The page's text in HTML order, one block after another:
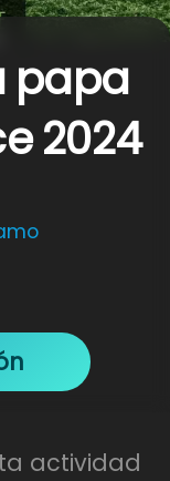
papa
2024
actividad